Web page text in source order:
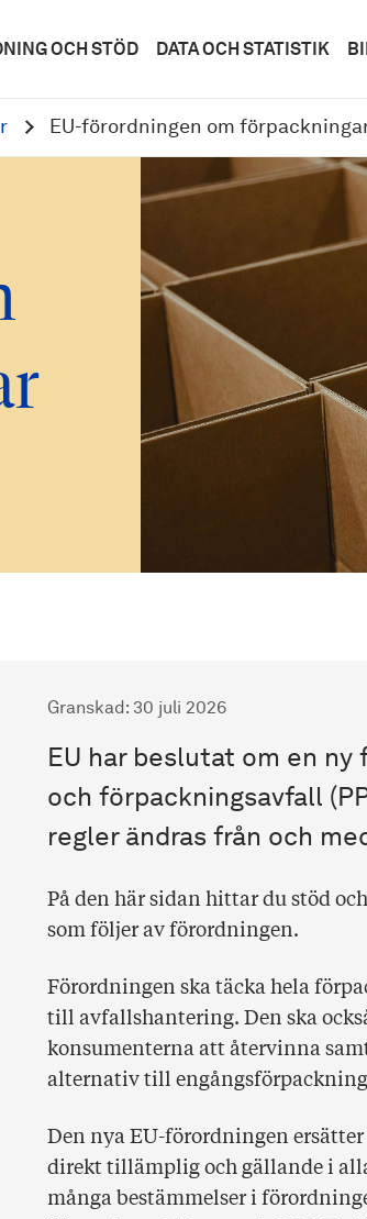
OCH STÖD DATA OCH STATISTIK
EU-förordningen om förpackningar
Granskad : 30 juli 2026
EU har beslutat om en
och förpackningsavfall
regler ändras från och
På den här sidan hittar du stöd
som följer av förordningen.
Förordningen ska täcka hela
till avfallshantering. Den ska
konsumenterna att återvinna
alternativ till
Den nya EU-förordningen
direkt tillämplig och gällande i
många bestämmelser i